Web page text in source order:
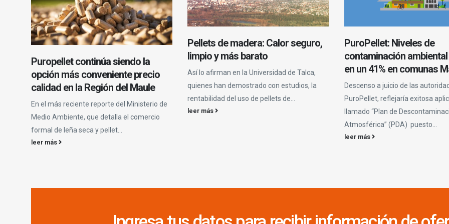
Puropellet continúa siendo la
opción más conveniente precio
calidad en la Región del Maule
En el más reciente reporte del Ministerio de
Medio Ambiente, que detalla el comercio
formal de leña seca y pellet...
leer más
Pellets de madera: Calor seguro,
limpio y más barato
Así lo afirman en la Universidad de Talca,
quienes han demostrado con estudios, la
rentabilidad del uso de pellets de...
leer más
PuroPellet: Niveles de
contaminación
en un 41% en comunas
Descenso a juicio de las
PuroPellet, reflejaría exitosa
llamado “Plan de
Atmosférica” (PDA) puesto...
leer más